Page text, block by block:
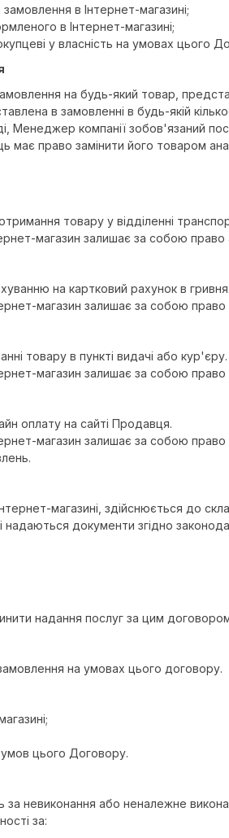
в Інтернет-магазині;
в Інтернет-магазині;
у власність на умовах цього
на будь-який товар,
​​в замовленні в будь-якій
Менеджер компанії зобов'язаний
має право замінити його товаром
товару у відділенні
магазин залишає за собою
на картковий рахунок в
магазин залишає за собою
товару в пункті видачі або кур'єру.
магазин залишає за собою
оплату на сайті Продавця.
магазин залишає за собою
магазині, здійснюється до
документи згідно
надання послуг за цим
на умовах цього договору.
цього Договору.
за невиконання або неналежне
за: